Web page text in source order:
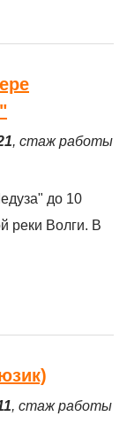
, стаж работы
до 10
реки Волги. В
, стаж работы